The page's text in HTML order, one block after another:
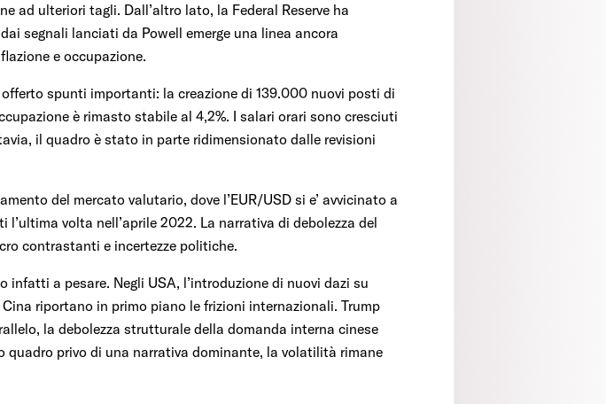
ad ulteriori tagli. Dall’altro lato, la Federal Reserve ha
segnali lanciati da Powell emerge una linea ancora
e occupazione.
spunti importanti: la creazione di 139.000 nuovi posti di
è rimasto stabile al 4,2%. I salari orari sono cresciuti
il quadro è stato in parte ridimensionato dalle revisioni
del mercato valutario, dove l’EUR/USD si e’ avvicinato a
l’ultima volta nell’aprile 2022. La narrativa di debolezza del
contrastanti e incertezze politiche.
a pesare. Negli USA, l’introduzione di nuovi dazi su
riportano in primo piano le frizioni internazionali. Trump
la debolezza strutturale della domanda interna cinese
privo di una narrativa dominante, la volatilità rimane